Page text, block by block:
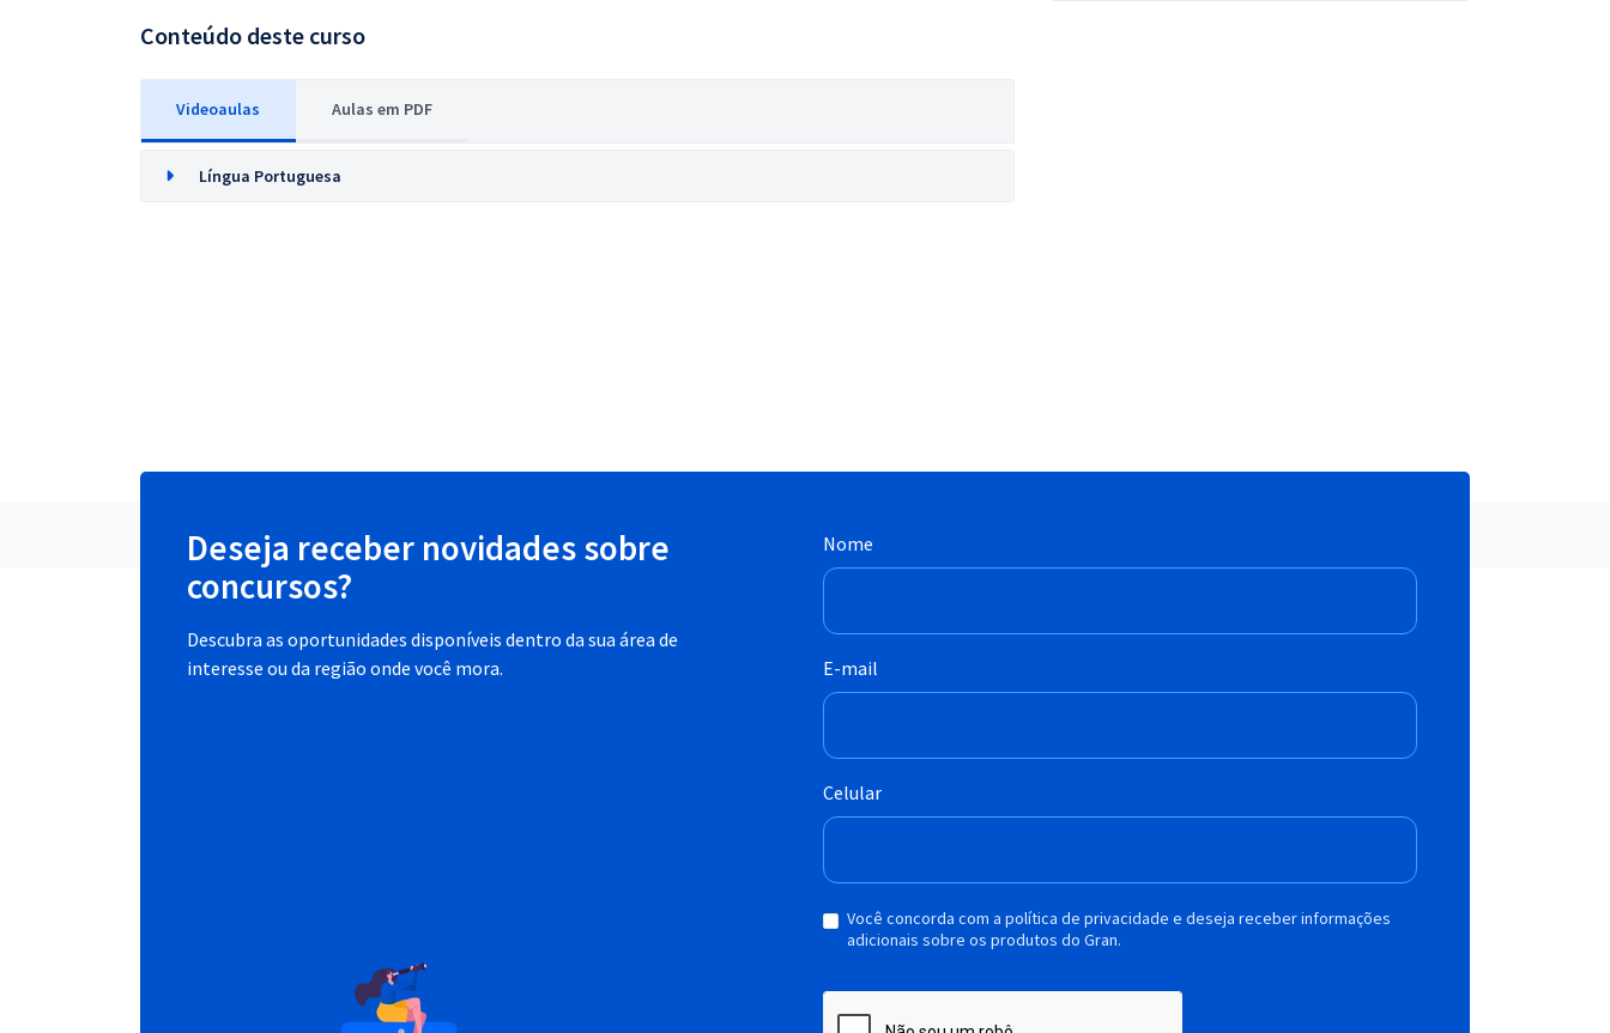
Conteúdo deste curso
Videoaulas Aulas em PDF
Língua Portuguesa
Deseja receber novidades sobre
concursos?
Descubra as oportunidades disponíveis dentro da sua área de
interesse ou da região onde você mora.
Nome
E-mail
Celular
Você concorda com a política de privacidade e deseja receber informações
adicionais sobre os produtos do Gran.